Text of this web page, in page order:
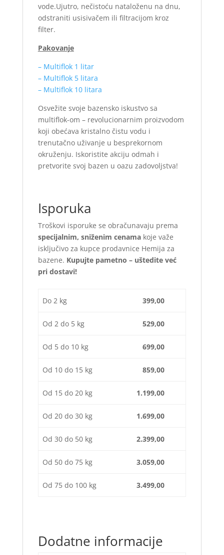
vode.Ujutro, nečistoću nataloženu na dnu,
odstraniti usisivačem ili filtracijom kroz
filter.
Pakovanje
– Multiflok 1 litar
– Multiflok 5 litara
– Multiflok 10 litara
Osvežite svoje bazensko iskustvo sa
multiflok-om – revolucionarnim proizvodom
koji obećava kristalno čistu vodu i
trenutačno uživanje u besprekornom
okruženju. Iskoristite akciju odmah i
pretvorite svoj bazen u oazu zadovoljstva!
Isporuka
Troškovi isporuke se obračunavaju prema
specijalnim, sniženim cenamakoje važe
isključivo za kupce prodavnice Hemija za
bazene. Kupujte pametno – uštedite već
pri dostavi!
Do 2 kg 399,00
Od 2 do 5 kg 529,00
Od 5 do 10 kg 699,00
Od 10 do 15 kg 859,00
Od 15 do 20 kg 1.199,00
Od 20 do 30 kg 1.699,00
Od 30 do 50 kg 2.399,00
Od 50 do 75 kg 3.059,00
Od 75 do 100 kg 3.499,00
Dodatne informacije